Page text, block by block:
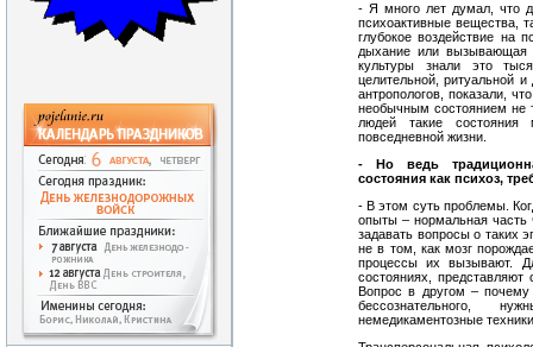
- Я много лет думал, что
психоактивные вещества,
глубокое воздействие на
дыхание или вызывающая
культуры знали это
целительной, ритуальной
антропологов, показали,
необычным состоянием не
людей такие состояния
повседневной жизни.
- Но ведь
состояния как психоз,
- В этом суть проблемы.
опыты – нормальная часть
задавать вопросы о таких
не в том, как мозг
процессы их вызывают.
состояниях,
Вопрос в другом – почему
бессознательного,
немедикаментозные